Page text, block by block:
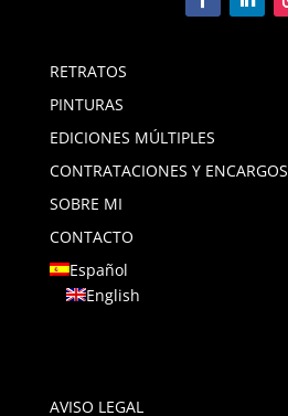
RETRATOS
PINTURAS
EDICIONES MÚLTIPLES
CONTRATACIONES Y ENCARGOS
SOBRE MI
CONTACTO
Español
English
AVISO LEGAL